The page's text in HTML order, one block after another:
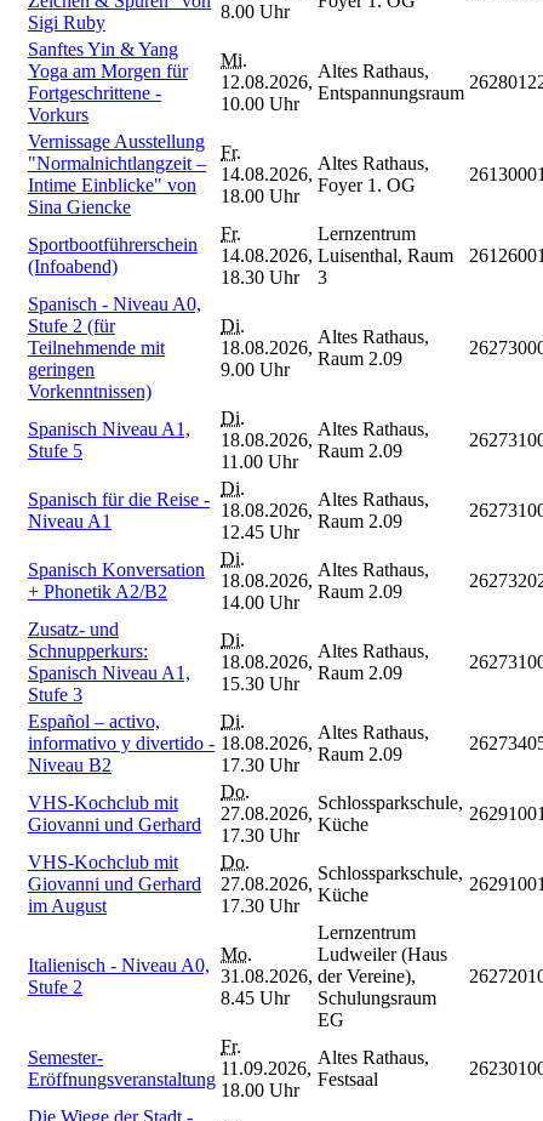
Sigi Ruby
8.00 Uhr
Sanftes Yin & Yang
Yoga am Morgen für
Fortgeschrittene -
Vorkurs
Mi.
12.08.2026,
10.00 Uhr
Altes Rathaus,
Entspannungsraum
Vernissage Ausstellung
"Normalnichtlangzeit –
Intime Einblicke" von
Sina Giencke
Fr.
14.08.2026,
18.00 Uhr
Altes Rathaus,
Foyer 1. OG
Sportbootführerschein
(Infoabend)
Fr.
14.08.2026,
18.30 Uhr
Lernzentrum
Luisenthal, Raum
3
Spanisch - Niveau A0,
Stufe 2 (für
Teilnehmende mit
geringen
Vorkenntnissen)
Di.
18.08.2026,
9.00 Uhr
Altes Rathaus,
Raum 2.09
Spanisch Niveau A1,
Stufe 5
Di.
18.08.2026,
11.00 Uhr
Altes Rathaus,
Raum 2.09
Spanisch für die Reise -
Niveau A1
Di.
18.08.2026,
12.45 Uhr
Altes Rathaus,
Raum 2.09
Spanisch Konversation
+ Phonetik A2/B2
Di.
18.08.2026,
14.00 Uhr
Altes Rathaus,
Raum 2.09
Zusatz- und
Schnupperkurs:
Spanisch Niveau A1,
Stufe 3
Di.
18.08.2026,
15.30 Uhr
Altes Rathaus,
Raum 2.09
Español – activo,
informativo y divertido -
Niveau B2
Di.
18.08.2026,
17.30 Uhr
Altes Rathaus,
Raum 2.09
VHS-Kochclub mit
Giovanni und Gerhard
Do.
27.08.2026,
17.30 Uhr
Schlossparkschule,
Küche
VHS-Kochclub mit
Giovanni und Gerhard
im August
Do.
27.08.2026,
17.30 Uhr
Schlossparkschule,
Küche
Italienisch - Niveau A0,
Stufe 2
Mo.
31.08.2026,
8.45 Uhr
Lernzentrum
Ludweiler (Haus
der Vereine),
Schulungsraum
EG
Semester-
Eröffnungsveranstaltung
Fr.
11.09.2026,
18.00 Uhr
Altes Rathaus,
Festsaal
Die Wiege der Stadt -